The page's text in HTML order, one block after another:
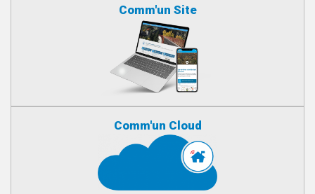
Comm'un Site
Comm'un Cloud